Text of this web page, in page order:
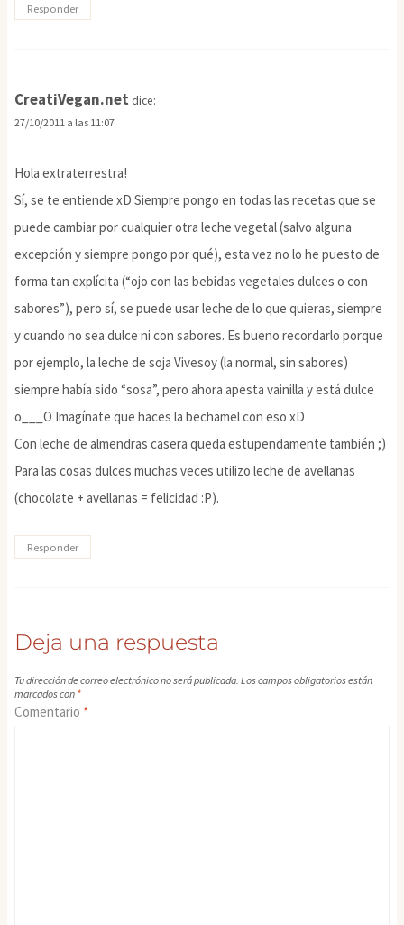
Responder
CreatiVegan.net dice:
27/10/2011 a las 11:07
Hola extraterrestra!
Sí, se te entiende xD Siempre pongo en todas las recetas que se
puede cambiar por cualquier otra leche vegetal (salvo alguna
excepción y siempre pongo por qué), esta vez no lo he puesto de
forma tan explícita (“ojo con las bebidas vegetales dulces o con
sabores”), pero sí, se puede usar leche de lo que quieras, siempre
y cuando no sea dulce ni con sabores. Es bueno recordarlo porque
por ejemplo, la leche de soja Vivesoy (la normal, sin sabores)
siempre había sido “sosa”, pero ahora apesta vainilla y está dulce
o___O Imagínate que haces la bechamel con eso xD
Con leche de almendras casera queda estupendamente también ;)
Para las cosas dulces muchas veces utilizo leche de avellanas
(chocolate + avellanas = felicidad :P).
Responder
Deja una respuesta
Tu dirección de correo electrónico no será publicada. Los campos obligatorios están
marcados con *
Comentario *